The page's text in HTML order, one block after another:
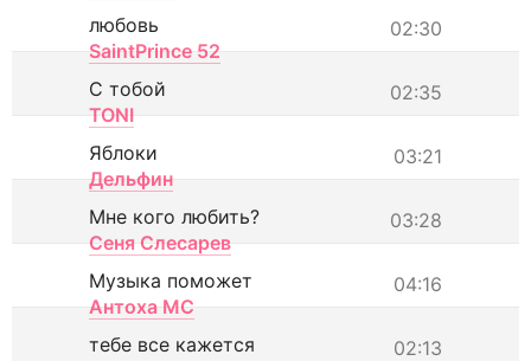
02:30
любовь
SaintPrince 52
02:35
С тобой
TONI
03:21
Яблоки
Дельфин
03:28
Мне кого любить?
Сеня Слесарев
04:16
Музыка поможет
Антоха МС
02:13
тебе все кажется